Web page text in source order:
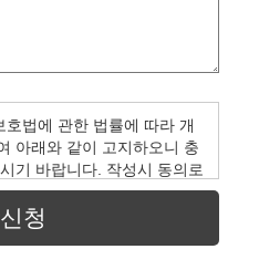
법에 관한 법률에 따라 개
아래와 같이 고지하오니 충
기 바랍니다. 작성시 동의로
청